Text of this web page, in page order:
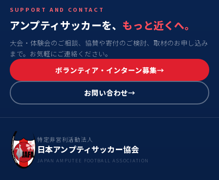
SUPPORT AND CONTACT
アンプティサッカーを、 もっと近くへ。
大会・体験会のご相談、協賛や寄付のご検討、取材のお申し込み
まで。お気軽にご連絡ください。
ボランティア・インターン募集
お問い合わせ
特定非営利活動法人
日本アンプティサッカー協会
JAPAN AMPUTEE FOOTBALL ASSOCIATION